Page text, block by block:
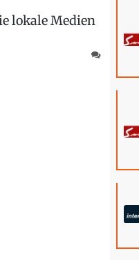
lokale Medien